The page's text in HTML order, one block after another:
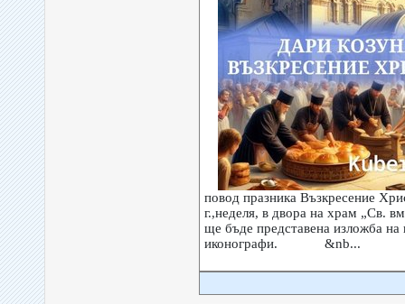
повод празника Възкресение
г.,неделя, в двора на храм „Св.
ще бъде представена изложба на
иконографи. &nb...